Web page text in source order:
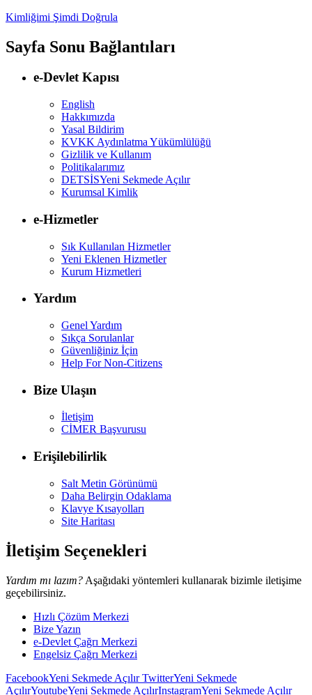
Kimliğimi Şimdi Doğrula
Sayfa Sonu Bağlantıları
e-Devlet Kapısı
English
Hakkımızda
Yasal Bildirim
KVKK Aydınlatma Yükümlülüğü
Gizlilik ve Kullanım
Politikalarımız
DETSİSYeni Sekmede Açılır
Kurumsal Kimlik
e-Hizmetler
Sık Kullanılan Hizmetler
Yeni Eklenen Hizmetler
Kurum Hizmetleri
Yardım
Genel Yardım
Sıkça Sorulanlar
Güvenliğiniz İçin
Help For Non-Citizens
Bize Ulaşın
İletişim
CİMER Başvurusu
Erişilebilirlik
Salt Metin Görünümü
Daha Belirgin Odaklama
Klavye Kısayolları
Site Haritası
İletişim Seçenekleri
Yardım mı lazım? Aşağıdaki yöntemleri kullanarak bizimle iletişime
geçebilirsiniz.
Hızlı Çözüm Merkezi
Bize Yazın
e-Devlet Çağrı Merkezi
Engelsiz Çağrı Merkezi
FacebookYeni Sekmede AçılırTwitterYeni Sekmede
AçılırYoutubeYeni Sekmede AçılırInstagramYeni Sekmede Açılır